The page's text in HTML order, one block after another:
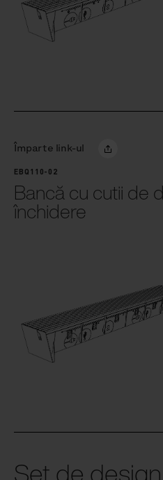
Împarte link-ul
EBQ110-02
Bancă cu cutii de
închidere